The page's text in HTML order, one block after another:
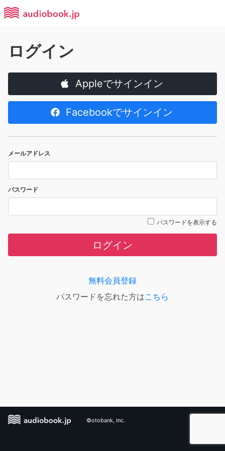
ログイン
Appleでサインイン
Facebookでサインイン
メールアドレス
パスワード
パスワードを表示する
ログイン
無料会員登録
パスワードを忘れた方はこちら
©otobank, Inc.